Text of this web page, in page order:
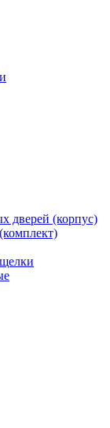
дверей (корпус)